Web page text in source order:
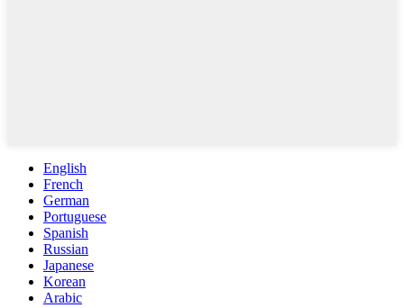
English
French
German
Portuguese
Spanish
Russian
Japanese
Korean
Arabic